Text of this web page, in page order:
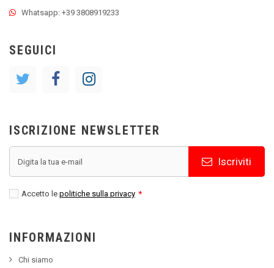
Whatsapp: +39 3808919233
SEGUICI
ISCRIZIONE NEWSLETTER
Iscriviti
Accetto le politiche sulla privacy *
INFORMAZIONI
Chi siamo